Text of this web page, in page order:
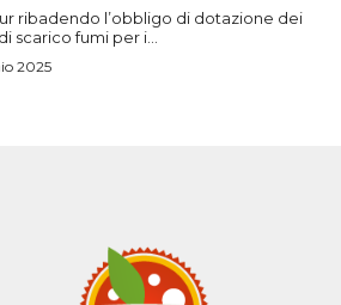
ribadendo l’obbligo di dotazione dei
scarico fumi per i...
2025